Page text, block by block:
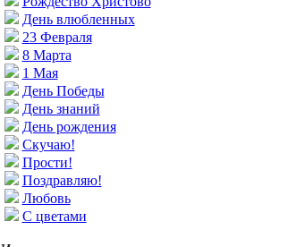
День влюбленных
23 Февраля
8 Марта
1 Мая
День Победы
День знаний
День рождения
Скучаю!
Прости!
Поздравляю!
Любовь
С цветами